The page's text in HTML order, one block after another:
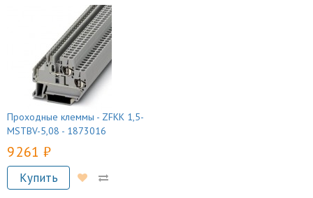
Проходные клеммы - ZFKK 1,5-
MSTBV-5,08 - 1873016
9 261 руб.
Купить